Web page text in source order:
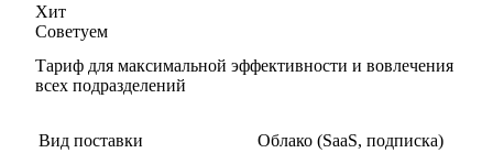
Хит
Cоветуем
Тариф для максимальной эффективности и вовлечения
всех подразделений
Вид поставки
Облако (SaaS, подписка)